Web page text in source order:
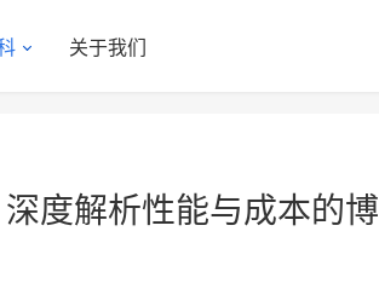
关于我们
度解析性能与成本的博